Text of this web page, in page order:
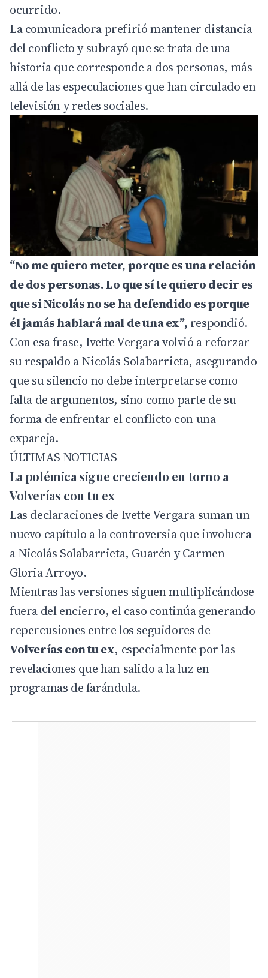
ocurrido.
La comunicadora prefirió mantener distancia
del conflicto y subrayó que se trata de una
historia que corresponde a dos personas, más
allá de las especulaciones que han circulado en
televisión y redes sociales.
“No me quiero meter, porque es una relación
de dos personas. Lo que sí te quiero decir es
que si Nicolás no se ha defendido es porque
él jamás hablará mal de una ex”, respondió.
Con esa frase, Ivette Vergara volvió a reforzar
su respaldo a Nicolás Solabarrieta, asegurando
que su silencio no debe interpretarse como
falta de argumentos, sino como parte de su
forma de enfrentar el conflicto con una
expareja.
ÚLTIMAS NOTICIAS
La polémica sigue creciendo en torno a
Volverías con tu ex
Las declaraciones de Ivette Vergara suman un
nuevo capítulo a la controversia que involucra
a Nicolás Solabarrieta, Guarén y Carmen
Gloria Arroyo.
Mientras las versiones siguen multiplicándose
fuera del encierro, el caso continúa generando
repercusiones entre los seguidores de
Volverías con tu ex, especialmente por las
revelaciones que han salido a la luz en
programas de farándula.